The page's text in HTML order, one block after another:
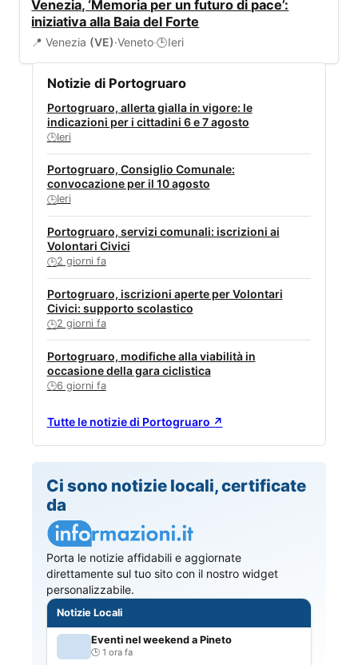
Venezia, ‘Memoria per un futuro di pace’:
iniziativa alla Baia del Forte
📍 Venezia (VE)·Veneto·🕒Ieri
Notizie di Portogruaro
Portogruaro, allerta gialla in vigore: le
indicazioni per i cittadini 6 e 7 agosto
🕒Ieri
Portogruaro, Consiglio Comunale:
convocazione per il 10 agosto
🕒Ieri
Portogruaro, servizi comunali: iscrizioni ai
Volontari Civici
🕒2 giorni fa
Portogruaro, iscrizioni aperte per Volontari
Civici: supporto scolastico
🕒2 giorni fa
Portogruaro, modifiche alla viabilità in
occasione della gara ciclistica
🕒6 giorni fa
Tutte le notizie di Portogruaro ↗
Ci sono notizie locali, certificate
da
Porta le notizie affidabili e aggiornate
direttamente sul tuo sito con il nostro widget
personalizzabile.
Notizie Locali
Eventi nel weekend a Pineto
1 ora fa